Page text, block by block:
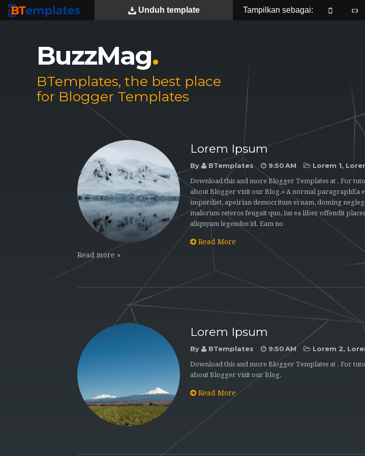
Unduh template Tampilkan sebagai: